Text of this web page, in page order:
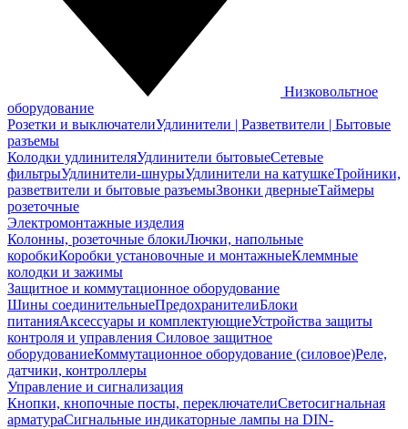
Низковольтное
оборудование
Розетки и выключателиУдлинители | Разветвители | Бытовые
разъемы
Колодки удлинителяУдлинители бытовыеСетевые
фильтрыУдлинители-шнурыУдлинители на катушкеТройники,
разветвители и бытовые разъемыЗвонки дверныеТаймеры
розеточные
Электромонтажные изделия
Колонны, розеточные блокиЛючки, напольные
коробкиКоробки установочные и монтажныеКлеммные
колодки и зажимы
Защитное и коммутационное оборудование
Шины соединительныеПредохранителиБлоки
питанияАксессуары и комплектующиеУстройства защиты
контроля и управления Силовое защитное
оборудованиеКоммутационное оборудование (силовое)Реле,
датчики, контроллеры
Управление и сигнализация
Кнопки, кнопочные посты, переключателиСветосигнальная
арматураСигнальные индикаторные лампы на DIN-